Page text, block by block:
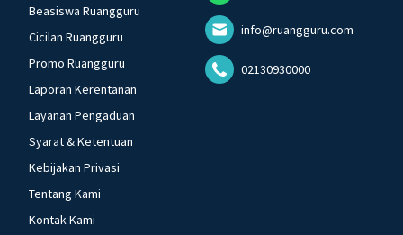
Beasiswa Ruangguru
Cicilan Ruangguru
Promo Ruangguru
Laporan Kerentanan
Layanan Pengaduan
Syarat & Ketentuan
Kebijakan Privasi
Tentang Kami
Kontak Kami
info@ruangguru.com
02130930000